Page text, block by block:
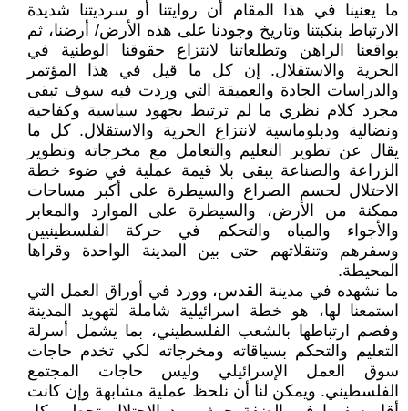
ما يعنينا في هذا المقام أن روايتنا أو سرديتنا شديدة
الارتباط بنكبتنا وتاريخ وجودنا على هذه الأرض/ أرضنا، ثم
بواقعنا الراهن وتطلعاتنا لانتزاع حقوقنا الوطنية في
الحرية والاستقلال. إن كل ما قيل في هذا المؤتمر
والدراسات الجادة والعميقة التي وردت فيه سوف تبقى
مجرد كلام نظري ما لم ترتبط بجهود سياسية وكفاحية
ونضالية ودبلوماسية لانتزاع الحرية والاستقلال. كل ما
يقال عن تطوير التعليم والتعامل مع مخرجاته وتطوير
الزراعة والصناعة يبقى بلا قيمة عملية في ضوء خطة
الاحتلال لحسم الصراع والسيطرة على أكبر مساحات
ممكنة من الأرض، والسيطرة على الموارد والمعابر
والأجواء والمياه والتحكم في حركة الفلسطينيين
وسفرهم وتنقلاتهم حتى بين المدينة الواحدة وقراها
المحيطة.
ما نشهده في مدينة القدس، وورد في أوراق العمل التي
استمعنا لها، هو خطة اسرائيلية شاملة لتهويد المدينة
وفصم ارتباطها بالشعب الفلسطيني، بما يشمل أسرلة
التعليم والتحكم بسياقاته ومخرجاته لكي تخدم حاجات
سوق العمل الإسرائيلي وليس حاجات المجتمع
الفلسطيني. ويمكن لنا أن نلحظ عملية مشابهة وإن كانت